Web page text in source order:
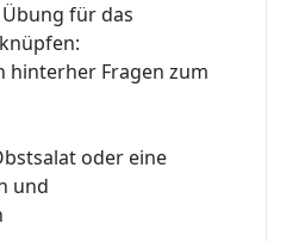
für das
hinterher Fragen zum
oder eine
und